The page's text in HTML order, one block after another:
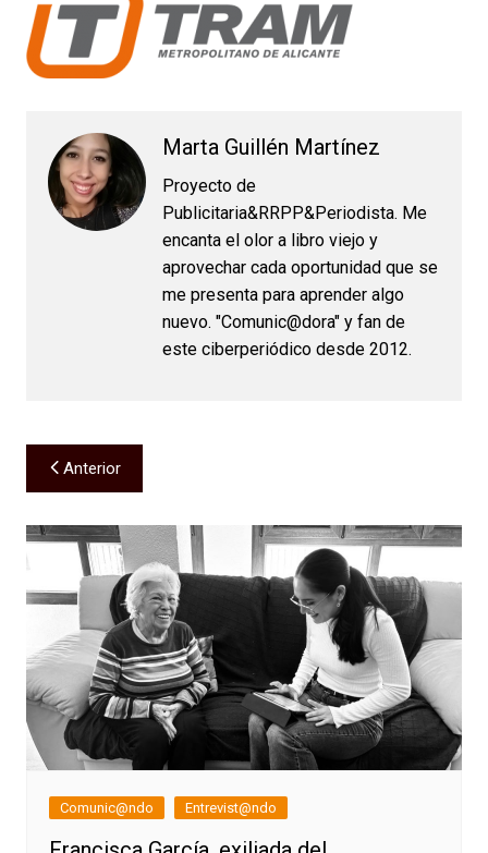
Marta Guillén Martínez
Proyecto de
Publicitaria&RRPP&Periodista. Me
encanta el olor a libro viejo y
aprovechar cada oportunidad que se
me presenta para aprender algo
nuevo. "Comunic@dora" y fan de
este ciberperiódico desde 2012.
Navegación
de
entradas
Anterior
Comunic@ndo Entrevist@ndo